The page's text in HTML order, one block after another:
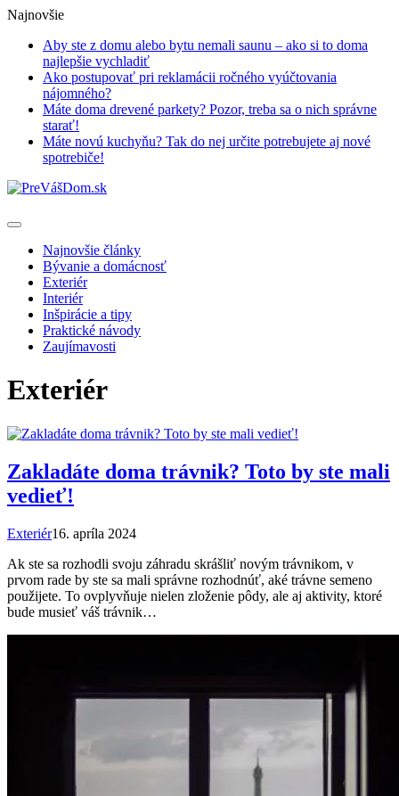
Najnovšie
Aby ste z domu alebo bytu nemali saunu – ako si to doma
najlepšie vychladiť
Ako postupovať pri reklamácii ročného vyúčtovania
nájomného?
Máte doma drevené parkety? Pozor, treba sa o nich správne
starať!
Máte novú kuchyňu? Tak do nej určite potrebujete aj nové
spotrebiče!
Najnovšie články
Bývanie a domácnosť
Exteriér
Interiér
Inšpirácie a tipy
Praktické návody
Zaujímavosti
Exteriér
Zakladáte doma trávnik? Toto by ste mali
vedieť!
Exteriér16. apríla 2024
Ak ste sa rozhodli svoju záhradu skrášliť novým trávnikom, v
prvom rade by ste sa mali správne rozhodnúť, aké trávne semeno
použijete. To ovplyvňuje nielen zloženie pôdy, ale aj aktivity, ktoré
bude musieť váš trávnik…